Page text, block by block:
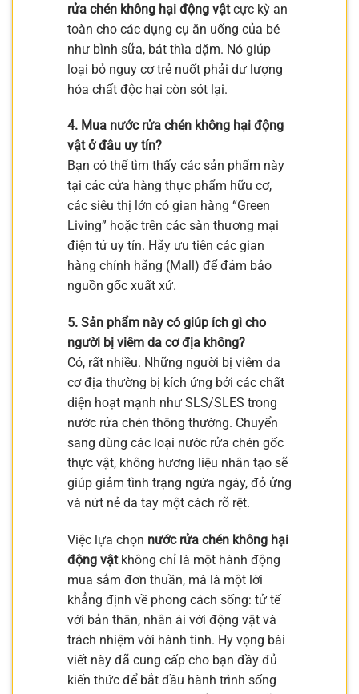
rửa chén không hại động vậtcực kỳ an
toàn cho các dụng cụ ăn uống của bé
như bình sữa, bát thìa dặm. Nó giúp
loại bỏ nguy cơ trẻ nuốt phải dư lượng
hóa chất độc hại còn sót lại.
4. Mua nước rửa chén không hại động
vật ở đâu uy tín?
Bạn có thể tìm thấy các sản phẩm này
tại các cửa hàng thực phẩm hữu cơ,
các siêu thị lớn có gian hàng “Green
Living” hoặc trên các sàn thương mại
điện tử uy tín. Hãy ưu tiên các gian
hàng chính hãng (Mall) để đảm bảo
nguồn gốc xuất xứ.
5. Sản phẩm này có giúp ích gì cho
người bị viêm da cơ địa không?
Có, rất nhiều. Những người bị viêm da
cơ địa thường bị kích ứng bởi các chất
diện hoạt mạnh như SLS/SLES trong
nước rửa chén thông thường. Chuyển
sang dùng các loại nước rửa chén gốc
thực vật, không hương liệu nhân tạo sẽ
giúp giảm tình trạng ngứa ngáy, đỏ ửng
và nứt nẻ da tay một cách rõ rệt.
Việc lựa chọn nước rửa chén không hại
động vậtkhông chỉ là một hành động
mua sắm đơn thuần, mà là một lời
khẳng định về phong cách sống: tử tế
với bản thân, nhân ái với động vật và
trách nhiệm với hành tinh. Hy vọng bài
viết này đã cung cấp cho bạn đầy đủ
kiến thức để bắt đầu hành trình sống